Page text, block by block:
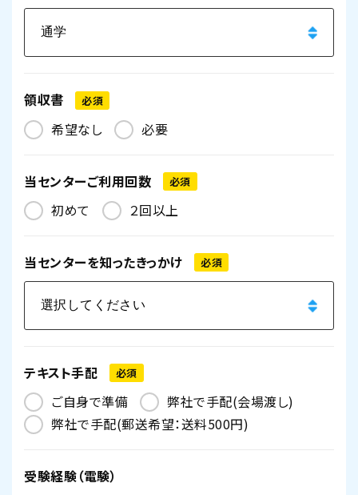
領収書 必須
希望なし 必要
当センターご利用回数 必須
初めて ２回以上
当センターを知ったきっかけ 必須
テキスト手配 必須
ご自身で準備
弊社で手配(会場渡し)
弊社で手配(郵送希望：送料500円)
受験経験（電験）